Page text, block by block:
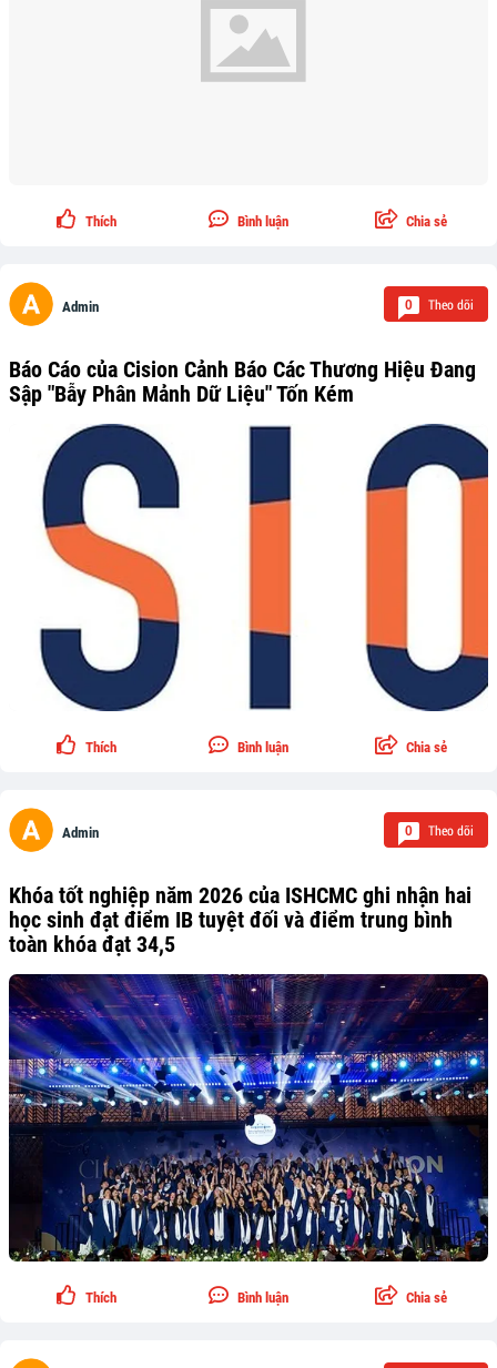
Thích Bình luận Chia sẻ
Admin 0 Theo dõi
Báo Cáo của Cision Cảnh Báo Các Thương Hiệu Đang
Sập "Bẫy Phân Mảnh Dữ Liệu" Tốn Kém
Thích Bình luận Chia sẻ
Admin 0 Theo dõi
Khóa tốt nghiệp năm 2026 của ISHCMC ghi nhận hai
học sinh đạt điểm IB tuyệt đối và điểm trung bình
toàn khóa đạt 34,5
Thích Bình luận Chia sẻ